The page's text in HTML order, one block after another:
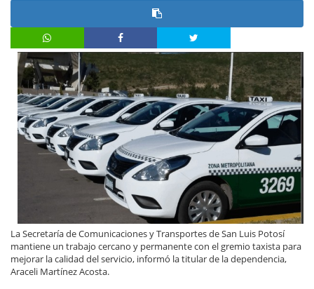
La Secretaría de Comunicaciones y Transportes de San Luis Potosí
mantiene un trabajo cercano y permanente con el gremio taxista para
mejorar la calidad del servicio, informó la titular de la dependencia,
Araceli Martínez Acosta.